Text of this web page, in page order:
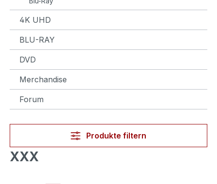
4K UHD
BLU-RAY
DVD
Merchandise
Forum
Produkte filtern
XXX